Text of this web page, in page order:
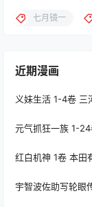
七月镜一
近期漫画
义妹生活 1-4卷 三
元气抓狂一族 1-
红白机神 1卷 本田
宇智波佐助写轮眼